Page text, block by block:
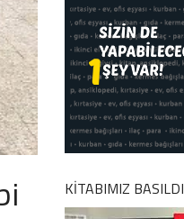
KİTABIMIZ BASILDI